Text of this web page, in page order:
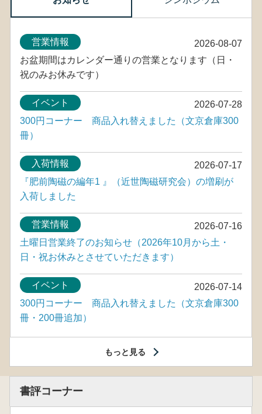
2026-08-07
営業情報
お盆期間はカレンダー通りの営業となります（日・
祝のみお休みです）
2026-07-28
イベント
300円コーナー 商品入れ替えました（文京倉庫300
冊）
2026-07-17
入荷情報
『肥前陶磁の編年1 』（近世陶磁研究会）の増刷が
入荷しました
2026-07-16
営業情報
土曜日営業終了のお知らせ（2026年10月から土・
日・祝お休みとさせていただきます）
2026-07-14
イベント
300円コーナー 商品入れ替えました（文京倉庫300
冊・200冊追加）
もっと見る
書評コーナー